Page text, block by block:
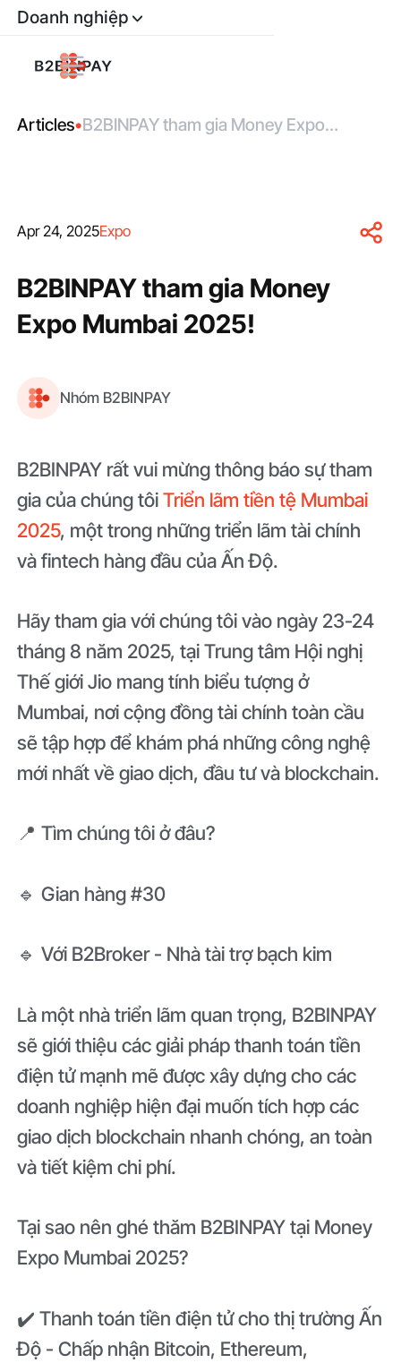
Doanh nghiệp
Articles•B2BINPAY tham gia Money Expo
Apr 24, 2025Expo
B2BINPAY tham gia Money
Expo Mumbai 2025!
Nhóm B2BINPAY
B2BINPAY rất vui mừng thông báo sự tham
gia của chúng tôiTriển lãm tiền tệ Mumbai
2025, một trong những triển lãm tài chính
và fintech hàng đầu của Ấn Độ.
Hãy tham gia với chúng tôi vào ngày 23-24
tháng 8 năm 2025, tại Trung tâm Hội nghị
Thế giới Jio mang tính biểu tượng ở
Mumbai, nơi cộng đồng tài chính toàn cầu
sẽ tập hợp để khám phá những công nghệ
mới nhất về giao dịch, đầu tư và blockchain.
📍 Tìm chúng tôi ở đâu?
🔹 Gian hàng #30
🔹 Với B2Broker - Nhà tài trợ bạch kim
Là một nhà triển lãm quan trọng, B2BINPAY
sẽ giới thiệu các giải pháp thanh toán tiền
điện tử mạnh mẽ được xây dựng cho các
doanh nghiệp hiện đại muốn tích hợp các
giao dịch blockchain nhanh chóng, an toàn
và tiết kiệm chi phí.
Tại sao nên ghé thăm B2BINPAY tại Money
Expo Mumbai 2025?
✔️ Thanh toán tiền điện tử cho thị trường Ấn
Độ - Chấp nhận Bitcoin, Ethereum,